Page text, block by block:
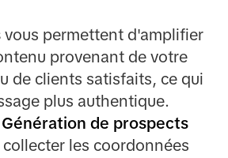
vous permettent d'amplifier
provenant de votre
de clients satisfaits, ce qui
plus authentique.
de prospects
les coordonnées